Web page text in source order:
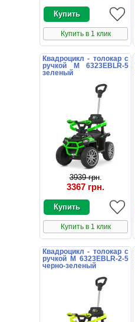
Купить в 1 клик
Квадроцикл - толокар с
ручкой M 6323EBLR-5
зеленый
3939 грн.
3367 грн.
Купить в 1 клик
Квадроцикл - толокар с
ручкой M 6323EBLR-2-5
черно-зеленый